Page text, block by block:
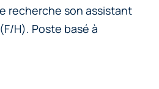
recherche son assistant
H). Poste basé à